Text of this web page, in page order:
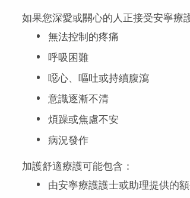
如果您深愛或關心的人正接受安寧療
無法控制的疼痛
呼吸困難
噁心、嘔吐或持續腹瀉
意識逐漸不清
煩躁或焦慮不安
病況發作
加護舒適療護可能包含：
由安寧療護護士或助理提供的